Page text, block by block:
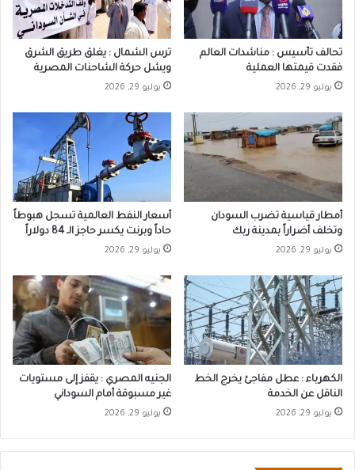
تحالف تأسيس : مناشدات العالم
فقدت قيمتها العملية
يوليو 29, 2026
ترس الشمال : يغلق طريق الشرق
ويشل حركة الشاحنات المصرية
يوليو 29, 2026
أمطار قياسية تضرب السودان
وتخلف أضراراً بمدينة ربك
يوليو 29, 2026
أسعار النفط العالمية تسجل هبوطاً
حاداً وبرنت يكسر حاجز الـ 84 دولاراً
يوليو 29, 2026
الكهرباء : عطل مفاجئ يخرج الخط
الناقل عن الخدمة
يوليو 29, 2026
الجنيه المصري : يقفز إلى مستويات
غير مسبوقة أمام السوداني
يوليو 29, 2026